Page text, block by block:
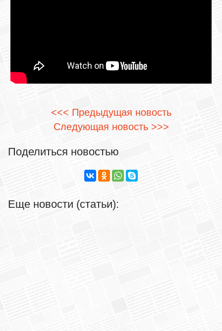
<<< Предыдущая новость
Следующая новость >>>
Поделиться новостью
Еще новости (статьи):